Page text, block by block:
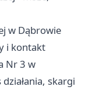
w Dąbrowie
i kontakt
Nr 3 w
skargi